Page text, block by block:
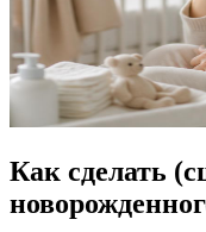
Как сделать